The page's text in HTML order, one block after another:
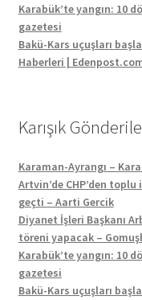
Karabük’te yangın: 10
gazetesi
Bakü-Kars uçuşları
Haberleri |
Karışık
Karaman-Ayrangı –
Artvin’de CHP’den
geçti – Aarti Gercik
Diyanet İşleri Başkanı
töreni yapacak –
Karabük’te yangın: 10
gazetesi
Bakü-Kars uçuşları